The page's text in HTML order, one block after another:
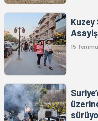
Kuzey
15